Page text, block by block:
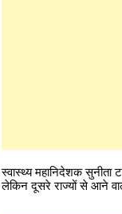
स्वास्थ्य महानिदेशक सुनीता
लेकिन दूसरे राज्यों से आने